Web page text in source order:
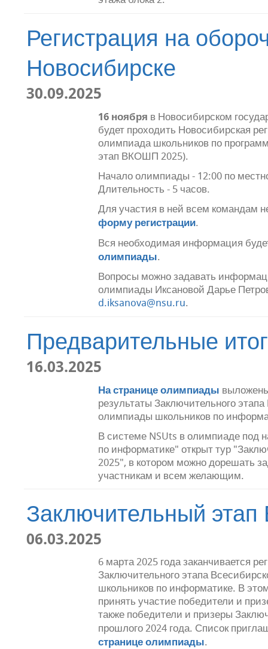
Регистрация на
Новосибирске
30.09.2025
16 ноября в Новосибирском
будет проходить Новосибирская
олимпиада школьников по
этап ВКОШП 2025).
Начало олимпиады - 12:00 по
Длительность - 5 часов.
Для участия в ней всем командам
форму регистрации.
Вся необходимая информация
олимпиады.
Вопросы можно задавать
олимпиады Иксановой Дарье
d.iksanova@nsu.ru.
Предварительные
16.03.2025
На странице олимпиады
результаты Заключительного
олимпиады школьников по
В системе NSUts в олимпиаде
по информатике" открыт тур
2025", в котором можно дорешать
участникам и всем желающим.
Заключительный
06.03.2025
6 марта 2025 года заканчивается
Заключительного этапа
школьников по информатике. В
принять участие победители и
также победители и призеры
прошлого 2024 года. Список
странице олимпиады.